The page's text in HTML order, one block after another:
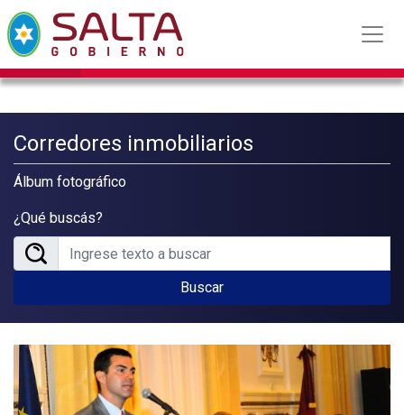
Corredores inmobiliarios
Álbum fotográfico
¿Qué buscás?
Buscar